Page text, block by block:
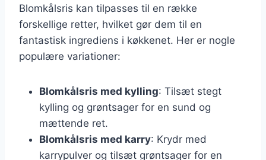
Blomkålsris kan tilpasses til en række
forskellige retter, hvilket gør dem til en
fantastisk ingrediens i køkkenet. Her er nogle
populære variationer:
Blomkålsris med kylling: Tilsæt stegt
kylling og grøntsager for en sund og
mættende ret.
Blomkålsris med karry: Krydr med
karrypulver og tilsæt grøntsager for en